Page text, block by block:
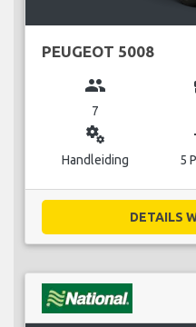
PEUGEOT 5008
group
7
miscellaneous_services
Handleiding 5
DETAILS